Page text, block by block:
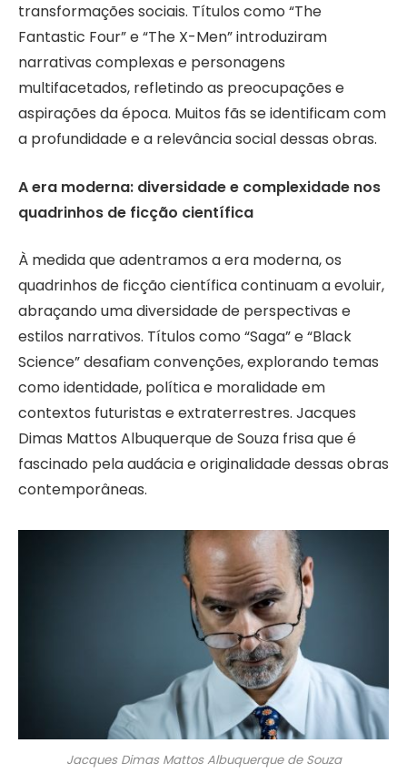
transformações sociais. Títulos como “The
Fantastic Four” e “The X-Men” introduziram
narrativas complexas e personagens
multifacetados, refletindo as preocupações e
aspirações da época. Muitos fãs se identificam com
a profundidade e a relevância social dessas obras.
A era moderna: diversidade e complexidade nos
quadrinhos de ficção científica
À medida que adentramos a era moderna, os
quadrinhos de ficção científica continuam a evoluir,
abraçando uma diversidade de perspectivas e
estilos narrativos. Títulos como “Saga” e “Black
Science” desafiam convenções, explorando temas
como identidade, política e moralidade em
contextos futuristas e extraterrestres. Jacques
Dimas Mattos Albuquerque de Souza frisa que é
fascinado pela audácia e originalidade dessas obras
contemporâneas.
Jacques Dimas Mattos Albuquerque de Souza